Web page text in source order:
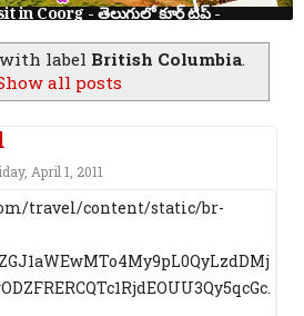
label British Columbia.
all posts
April 1, 2011